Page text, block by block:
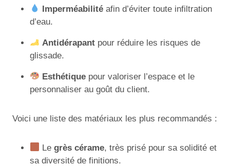
Imperméabilité afin d’éviter toute infiltration
d’eau.
Antidérapant pour réduire les risques de
glissade.
Esthétique pour valoriser l’espace et le
personnaliser au goût du client.
Voici une liste des matériaux les plus recommandés :
Legrès cérame, très prisé pour sa solidité et
sa diversité de finitions.